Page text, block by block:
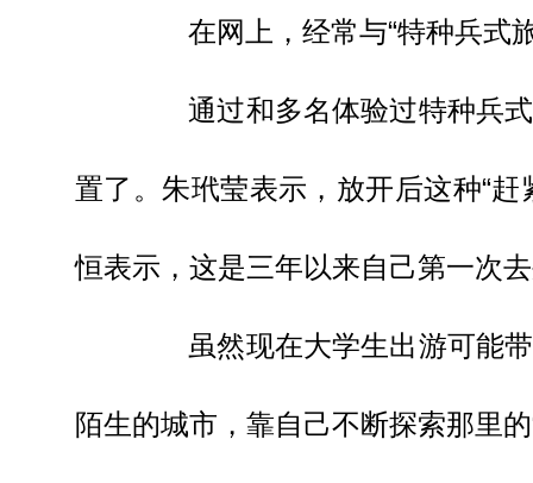
在网上，经常与“特种兵式
通过和多名体验过特种兵式
置了。朱玳莹表示，放开后这种“
恒表示，这是三年以来自己第一次
虽然现在大学生出游可能带
陌生的城市，靠自己不断探索那里